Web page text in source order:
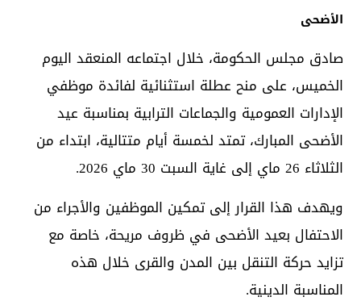
الأضحى
صادق مجلس الحكومة، خلال اجتماعه المنعقد اليوم
الخميس، على منح عطلة استثنائية لفائدة موظفي
الإدارات العمومية والجماعات الترابية بمناسبة عيد
الأضحى المبارك، تمتد لخمسة أيام متتالية، ابتداء من
الثلاثاء 26 ماي إلى غاية السبت 30 ماي 2026.
ويهدف هذا القرار إلى تمكين الموظفين والأجراء من
الاحتفال بعيد الأضحى في ظروف مريحة، خاصة مع
تزايد حركة التنقل بين المدن والقرى خلال هذه
المناسبة الدينية.